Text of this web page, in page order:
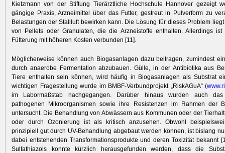
Kietzmann von der Stiftung Tierärztliche Hochschule Hannover gezeigt
gängige Praxis, Arzneimittel über das Futter, gestreut in Pulverform zu
Belastungen der Stallluft bewirken kann. Die Lösung für dieses Problem
von Pellets oder Granulaten, die die Arzneistoffe enthalten. Allerdings
Fütterung mit höheren Kosten verbunden [11].
Möglicherweise können auch Biogasanlagen dazu beitragen, zumindest
durch anaerobe Fermentation abzubauen. Gülle, in der Antibiotika aus
Tiere enthalten sein können, wird häufig in ­Biogasanlagen als Substrat
wichtigen Fragestellung wurde im BMBF-Verbundprojekt „RiskAGuA“ (
im Labormaßstab nachgegangen. Darüber hinaus wurden auch
pathogenen Mikroorganismen sowie ihre Resistenzen im Rahmen der
untersucht. Die Behandlung von Abwässern aus Kommunen oder der
oder durch Ozonierung ist als kritisch anzusehen. Obwohl
prinzipiell gut durch UV-Behandlung abgebaut werden können, ist bislang
dabei entstehenden Transformationsprodukte und deren Toxizität bekannt
Sulfathiazols konnte kürzlich herausgefunden werden, dass die